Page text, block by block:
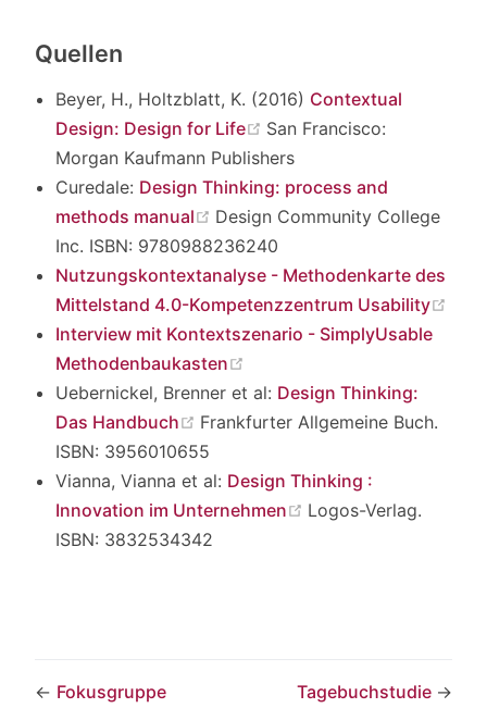
Quellen
Beyer, H., Holtzblatt, K. (2016) Contextual
Design: Design for Life
(opens new window)
San Francisco:
Morgan Kaufmann Publishers
Curedale: Design Thinking: process and
methods manual
(opens new window)
Design Community College
Inc. ISBN: 9780988236240
Nutzungskontextanalyse - Methodenkarte des
Mittelstand 4.0-Kompetenzzentrum Usability
Interview mit Kontextszenario - SimplyUsable
Methodenbaukasten
Uebernickel, Brenner et al: Design Thinking:
Das Handbuch
(opens new window)
Frankfurter Allgemeine Buch.
ISBN: 3956010655
Vianna, Vianna et al: Design Thinking :
Innovation im Unternehmen
(opens new window)
Logos-Verlag.
ISBN: 3832534342
← Fokusgruppe Tagebuchstudie →